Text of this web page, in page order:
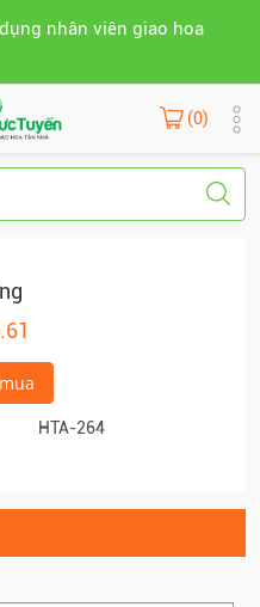
nhân viên giao hoa
(0)
HTA-264